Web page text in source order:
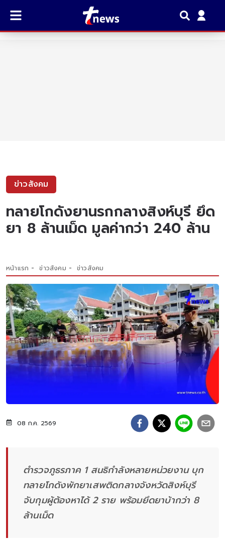
ข่าวสังคม
ทลายโกดังยานรกกลางสิงห์บุรี ยึด
ยา 8 ล้านเม็ด มูลค่ากว่า 240 ล้าน
หน้าแรก ข่าวสังคม ข่าวสังคม
08 ก.ค. 2569
ตำรวจภูธรภาค 1 สนธิกำลังหลายหน่วยงาน บุก
ทลายโกดังพักยาเสพติดกลางจังหวัดสิงห์บุรี
จับกุมผู้ต้องหาได้ 2 ราย พร้อมยึดยาบ้ากว่า 8
ล้านเม็ด